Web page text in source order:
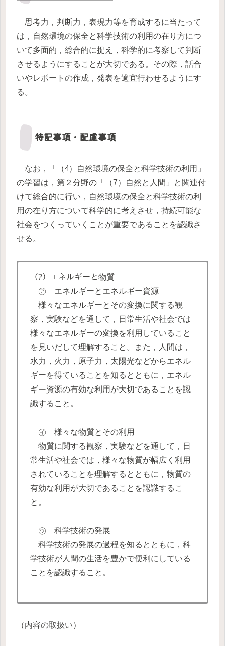
思考力，判断力，表現力等を育成するに当たって
は，自然環境の保全と科学技術の利用の在り方につ
いて多面的，総合的に捉え，科学的に考察して判断
させるようにすることが大切である。その際，話合
いやレポートの作成，発表を適宜行わせるようにす
る。
特記事項・配慮事項
なお，「（ｲ）自然環境の保全と科学技術の利用」
の学習は，第２分野の「（7）自然と人間」と関連付
けて総合的に行い，自然環境の保全と科学技術の利
用の在り方について科学的に考えさせ，持続可能な
社会をつくっていくことが重要であることを認識さ
せる。
（ｱ）エネルギーと物質
㋐ エネルギーとエネルギー資源
様々なエネルギーとその変換に関する観
察，実験などを通して，日常生活や社会では
様々なエネルギーの変換を利用していること
を見いだして理解すること。また，人間は，
水力，火力，原子力，太陽光などからエネル
ギーを得ていることを知るとともに，エネル
ギー資源の有効な利用が大切であることを認
識すること。
㋑ 様々な物質とその利用
物質に関する観察，実験などを通して，日
常生活や社会では，様々な物質が幅広く利用
されていることを理解するとともに，物質の
有効な利用が大切であることを認識するこ
と。
㋒ 科学技術の発展
科学技術の発展の過程を知るとともに，科
学技術が人間の生活を豊かで便利にしている
ことを認識すること。
（内容の取扱い）